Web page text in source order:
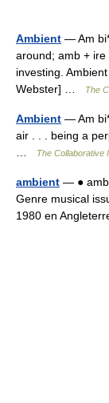
Ambient — Am
around; amb +
investing.
Webster] …
The
Ambient — Am
air . . . being a
The Collaborative
ambient — ●
Genre musical
1980 en